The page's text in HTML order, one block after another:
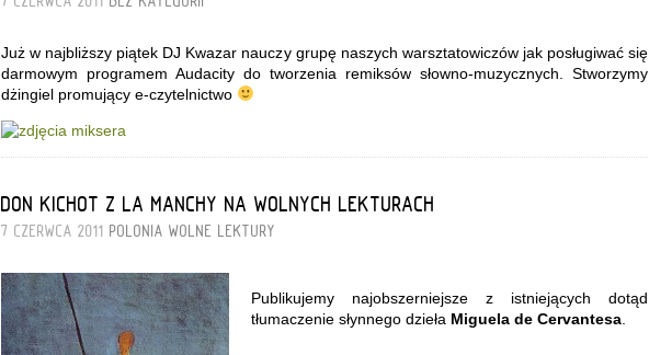
Już w najbliższy piątek DJ Kwazar nauczy grupę naszych warsztatowiczów jak posługiwać się
darmowym programem Audacity do tworzenia remiksów słowno-muzycznych. Stworzymy
dżingiel promujący e-czytelnictwo
DON KICHOT Z LA MANCHY NA WOLNYCH LEKTURACH
7 CZERWCA 2011 POLONIA WOLNE LEKTURY
Publikujemy najobszerniejsze z istniejących dotąd
tłumaczenie słynnego dzieła Miguela de Cervantesa